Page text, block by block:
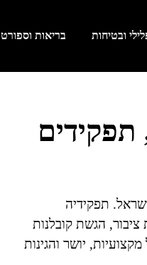
ובטיחות בריאות וספורט
תפקידים
תפקידיה
ציבור, הגשת קובלנות
יושר והגינות